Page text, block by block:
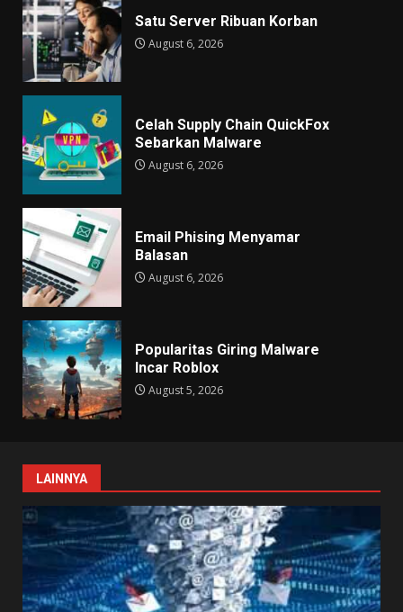
Satu Server Ribuan Korban
August 6, 2026
Celah Supply Chain QuickFox
Sebarkan Malware
August 6, 2026
Email Phising Menyamar
Balasan
August 6, 2026
Popularitas Giring Malware
Incar Roblox
August 5, 2026
LAINNYA